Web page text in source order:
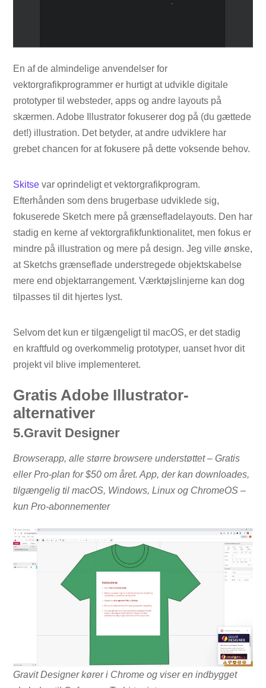
En af de almindelige anvendelser for
vektorgrafikprogrammer er hurtigt at udvikle digitale
prototyper til websteder, apps og andre layouts på
skærmen. Adobe Illustrator fokuserer dog på (du gættede
det!) illustration. Det betyder, at andre udviklere har
grebet chancen for at fokusere på dette voksende behov.
Skitse var oprindeligt et vektorgrafikprogram.
Efterhånden som dens brugerbase udviklede sig,
fokuserede Sketch mere på grænsefladelayouts. Den har
stadig en kerne af vektorgrafikfunktionalitet, men fokus er
mindre på illustration og mere på design. Jeg ville ønske,
at Sketchs grænseflade understregede objektskabelse
mere end objektarrangement. Værktøjslinjerne kan dog
tilpasses til dit hjertes lyst.
Selvom det kun er tilgængeligt til macOS, er det stadig
en kraftfuld og overkommelig prototyper, uanset hvor dit
projekt vil blive implementeret.
Gratis Adobe Illustrator-
alternativer
5.Gravit Designer
Browserapp, alle større browsere understøttet – Gratis
eller Pro-plan for $50 om året.App, der kan downloades,
tilgængelig til macOS, Windows, Linux og ChromeOS –
kun Pro-abonnementer
Gravit Designer kører i Chrome og viser en indbygget